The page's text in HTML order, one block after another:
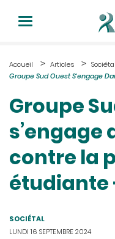
Accueil Articles
Sociétal
Groupe Sud Ouest S’engage
Groupe
s’engage
contre la
étudiante
SOCIÉTAL
LUNDI 16 SEPTEMBRE 2024